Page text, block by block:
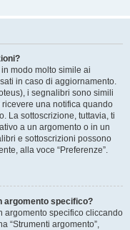
modo molto simile ai
in caso di aggiornamento.
i segnalibri sono simili
una notifica quando
La sottoscrizione, tuttavia, ti
a un argomento o in un
e sottoscrizioni possono
alla voce “Preferenze”.
argomento specifico?
argomento specifico cliccando
“Strumenti argomento”,